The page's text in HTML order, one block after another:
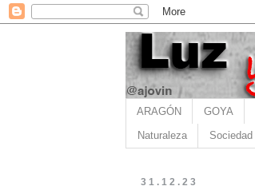
ARAGÓN GOYA
Naturaleza Sociedad
31.12.23